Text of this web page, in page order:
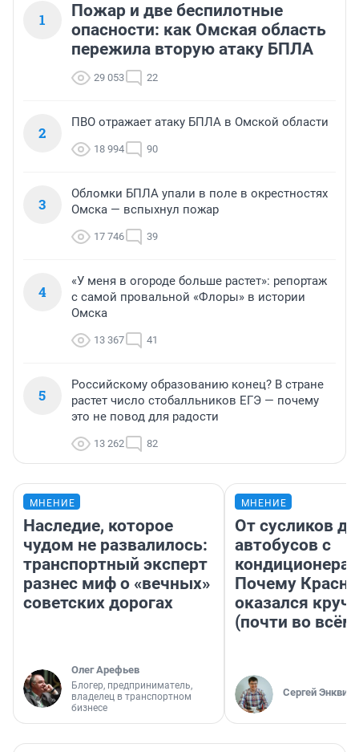
1
Пожар и две беспилотные
опасности: как Омская область
пережила вторую атаку БПЛА
29 053 22
2
ПВО отражает атаку БПЛА в Омской области
18 994 90
3
Обломки БПЛА упали в поле в окрестностях
Омска — вспыхнул пожар
17 746 39
4
«У меня в огороде больше растет»: репортаж
с самой провальной «Флоры» в истории
Омска
13 367 41
5
Российскому образованию конец? В стране
растет число стобалльников ЕГЭ — почему
это не повод для радости
13 262 82
МНЕНИЕ
Наследие, которое
чудом не развалилось:
транспортный эксперт
разнес миф о «вечных»
советских дорогах
Олег Арефьев
Блогер, предприниматель,
владелец в транспортном
бизнесе
МНЕНИЕ
От сусликов до
автобусов с
Почему
оказался
(почти во
Сергей Энквист